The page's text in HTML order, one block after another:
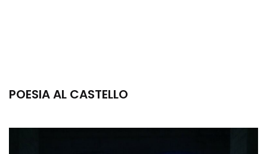
POESIA AL CASTELLO